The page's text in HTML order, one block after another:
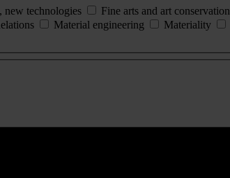
new technologies Fine arts and art conservation
Material engineering Materiality